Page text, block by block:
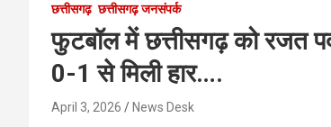
छत्तीसगढ़ छत्तीसगढ़ जनसंपर्क
फुटबॉल में छत्तीसगढ़ को रजत
0-1 से मिली हार….
April 3, 2026 News Desk